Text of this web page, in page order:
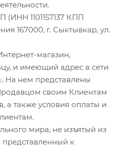
1101157137 КПП
167000, г. Сыктывкар, ул.
магазин,
и имеющий адрес в сети
. На нем представлены
своим Клиентам
а также условия оплаты и
мира, не изъятый из
к